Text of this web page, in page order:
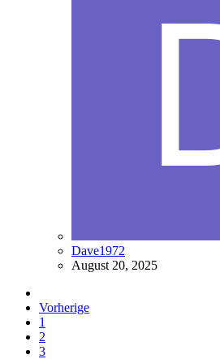
Dave1972
August 20, 2025
Vorherige
1
2
3